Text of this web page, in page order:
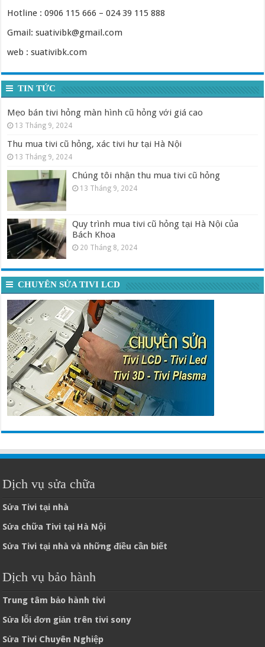
Hotline : 0906 115 666 – 024 39 115 888
Gmail: suativibk@gmail.com
web : suativibk.com
TIN TỨC
Mẹo bán tivi hỏng màn hình cũ hỏng với giá cao
13 Tháng 9, 2024
Thu mua tivi cũ hỏng, xác tivi hư tại Hà Nội
13 Tháng 9, 2024
Chúng tôi nhận thu mua tivi cũ hỏng
13 Tháng 9, 2024
Quy trình mua tivi cũ hỏng tại Hà Nội của
Bách Khoa
20 Tháng 8, 2024
CHUYÊN SỬA TIVI LCD
Dịch vụ sửa chữa
Sửa Tivi tại nhà
Sửa chữa Tivi tại Hà Nội
Sửa Tivi tại nhà và những điều cần biết
Dịch vụ bảo hành
Trung tâm bảo hành tivi
Sửa lỗi đơn giản trên tivi sony
Sửa Tivi Chuyên Nghiệp